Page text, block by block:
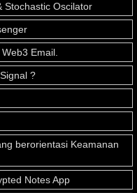
Stochastic Oscilator
Email.
?
berorientasi Keamanan
Notes App